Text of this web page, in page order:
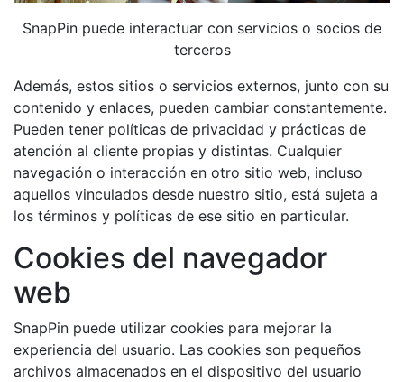
SnapPin puede interactuar con servicios o socios de
terceros
Además, estos sitios o servicios externos, junto con su
contenido y enlaces, pueden cambiar constantemente.
Pueden tener políticas de privacidad y prácticas de
atención al cliente propias y distintas. Cualquier
navegación o interacción en otro sitio web, incluso
aquellos vinculados desde nuestro sitio, está sujeta a
los términos y políticas de ese sitio en particular.
Cookies del navegador
web
SnapPin puede utilizar cookies para mejorar la
experiencia del usuario. Las cookies son pequeños
archivos almacenados en el dispositivo del usuario